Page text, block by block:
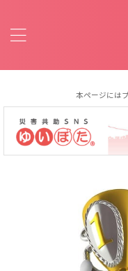
本ページには